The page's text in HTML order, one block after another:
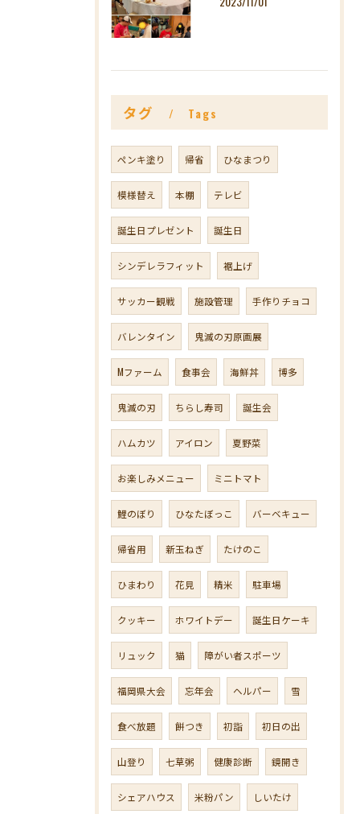
タグ Tags
ペンキ塗り 帰省 ひなまつり
模様替え 本棚 テレビ
誕生日プレゼント 誕生日
シンデレラフィット 裾上げ
サッカー観戦 施設管理 手作りチョコ
バレンタイン 鬼滅の刃原画展
Mファーム 食事会 海鮮丼 博多
鬼滅の刃 ちらし寿司 誕生会
ハムカツ アイロン 夏野菜
お楽しみメニュー ミニトマト
鯉のぼり ひなたぼっこ バーベキュー
帰省用 新玉ねぎ たけのこ
ひまわり 花見 精米 駐車場
クッキー ホワイトデー 誕生日ケーキ
リュック 猫 障がい者スポーツ
福岡県大会 忘年会 ヘルパー 雪
食べ放題 餅つき 初詣 初日の出
山登り 七草粥 健康診断 鏡開き
シェアハウス 米粉パン しいたけ